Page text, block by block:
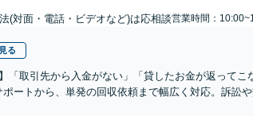
(対面・電話・ビデオなど)は応相談営業時間：
る
「取引先から入金がない」「貸したお金が返ってこ
ートから、単発の回収依頼まで幅広く対応。訴訟